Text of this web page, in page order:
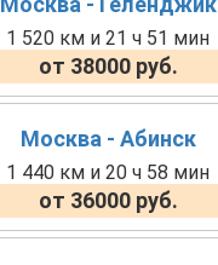
1 520 км и 21 ч 51 мин
от 38000 руб.
Москва - Абинск
1 440 км и 20 ч 58 мин
от 36000 руб.